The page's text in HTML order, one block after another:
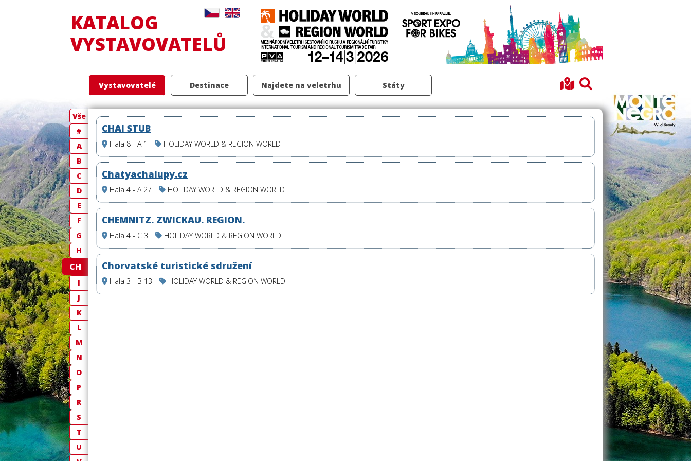
KATALOG
VYSTAVOVATELŮ
Vystavovatelé Destinace Najdete na veletrhu Státy
Vše
#
A
B
C
D
E
F
G
H
CH
I
J
K
L
M
N
O
P
R
S
T
U
CHAI STUB
Hala 8 - A 1 HOLIDAY WORLD & REGION WORLD
Chatyachalupy.cz
Hala 4 - A 27 HOLIDAY WORLD & REGION WORLD
CHEMNITZ. ZWICKAU. REGION.
Hala 4 - C 3 HOLIDAY WORLD & REGION WORLD
Chorvatské turistické sdružení
Hala 3 - B 13 HOLIDAY WORLD & REGION WORLD